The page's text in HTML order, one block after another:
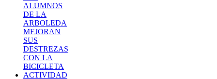
ALUMNOS
DE LA
ARBOLEDA
MEJORAN
SUS
DESTREZAS
CON LA
BICICLETA
ACTIVIDAD